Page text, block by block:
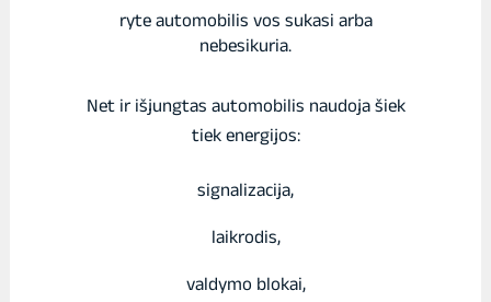
ryte automobilis vos sukasi arba
nebesikuria.
Net ir išjungtas automobilis naudoja šiek
tiek energijos:
signalizacija,
laikrodis,
valdymo blokai,